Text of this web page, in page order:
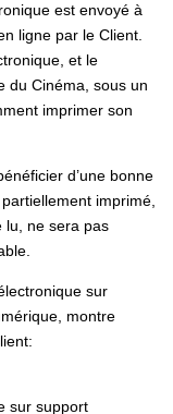
est envoyé à
ligne par le Client.
et le
du Cinéma, sous un
imprimer son
d’une bonne
imprimé,
lu, ne sera pas
sur
montre
sur support